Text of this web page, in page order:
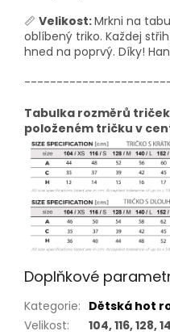
📏 Velikost:Mrkni na
oblíbený triko. Každej
hned na poprvý. Díky!
Tabulka rozměrů
položeném tričku v
Doplňkové
Kategorie: Dětská hot
Velikost:
104, 116, 128,